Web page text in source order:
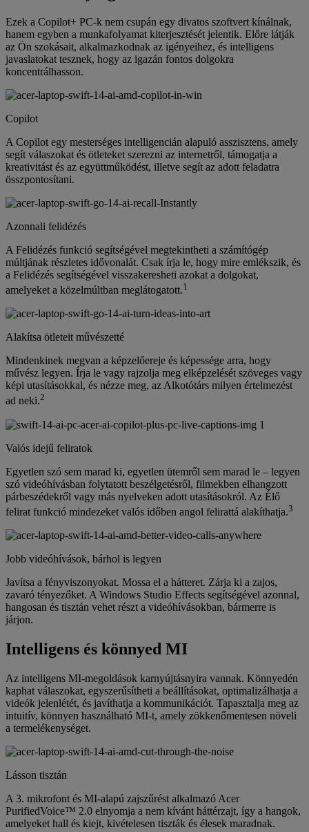
Ezek a Copilot+ PC-k nem csupán egy divatos szoftvert kínálnak,
hanem egyben a munkafolyamat kiterjesztését jelentik. Előre látják
az Ön szokásait, alkalmazkodnak az igényeihez, és intelligens
javaslatokat tesznek, hogy az igazán fontos dolgokra
koncentrálhasson.
Copilot
A Copilot egy mesterséges intelligencián alapuló asszisztens, amely
segít válaszokat és ötleteket szerezni az internetről, támogatja a
kreativitást és az együttműködést, illetve segít az adott feladatra
összpontosítani.
Azonnali felidézés
A Felidézés funkció segítségével megtekintheti a számítógép
múltjának részletes idővonalát. Csak írja le, hogy mire emlékszik, és
a Felidézés segítségével visszakeresheti azokat a dolgokat,
amelyeket a közelmúltban meglátogatott.1
Alakítsa ötleteit művészetté
Mindenkinek megvan a képzelőereje és képessége arra, hogy
művész legyen. Írja le vagy rajzolja meg elképzelését szöveges vagy
képi utasításokkal, és nézze meg, az Alkotótárs milyen értelmezést
ad neki.2
Valós idejű feliratok
Egyetlen szó sem marad ki, egyetlen ütemről sem marad le – legyen
szó videóhívásban folytatott beszélgetésről, filmekben elhangzott
párbeszédekről vagy más nyelveken adott utasításokról. Az Élő
felirat funkció mindezeket valós időben angol felirattá alakíthatja.3
Jobb videóhívások, bárhol is legyen
Javítsa a fényviszonyokat. Mossa el a hátteret. Zárja ki a zajos,
zavaró tényezőket. A Windows Studio Effects segítségével azonnal,
hangosan és tisztán vehet részt a videóhívásokban, bármerre is
járjon.
Intelligens és könnyed MI
Az intelligens MI-megoldások karnyújtásnyira vannak. Könnyedén
kaphat válaszokat, egyszerűsítheti a beállításokat, optimalizálhatja a
videók jelenlétét, és javíthatja a kommunikációt. Tapasztalja meg az
intuitív, könnyen használható MI-t, amely zökkenőmentesen növeli
a termelékenységet.
Lásson tisztán
A 3. mikrofont és MI-alapú zajszűrést alkalmazó Acer
PurifiedVoice™ 2.0 elnyomja a nem kívánt háttérzajt, így a hangok,
amelyeket hall és kiejt, kivételesen tiszták és élesek maradnak.